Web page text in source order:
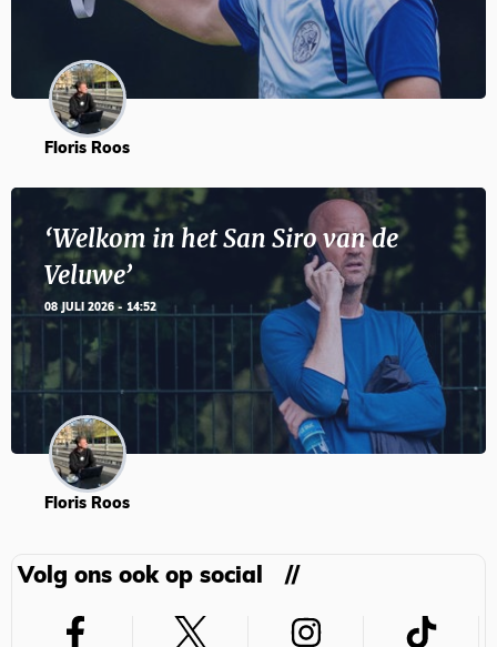
Floris Roos
‘Welkom in het San Siro van de
Veluwe’
08 JULI 2026 - 14:52
Floris Roos
Volg ons ook op social